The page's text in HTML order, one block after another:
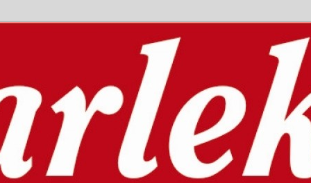
in Rohrdorf